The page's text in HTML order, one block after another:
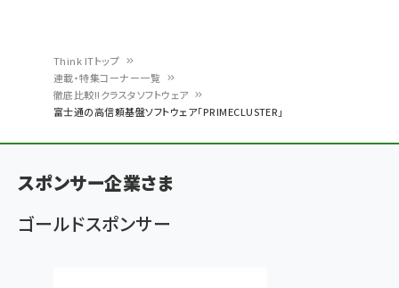
く
ず
Think ITトップ
連載・特集コーナー一覧
徹底比較!!クラスタソフトウェア
富士通の高信頼基盤ソフトウェア「PRIMECLUSTER」
スポンサー企業さま
ゴールドスポンサー